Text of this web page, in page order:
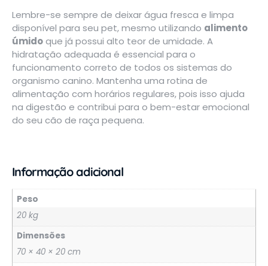
Lembre-se sempre de deixar água fresca e limpa
disponível para seu pet, mesmo utilizando alimento
úmidoque já possui alto teor de umidade. A
hidratação adequada é essencial para o
funcionamento correto de todos os sistemas do
organismo canino. Mantenha uma rotina de
alimentação com horários regulares, pois isso ajuda
na digestão e contribui para o bem-estar emocional
do seu cão de raça pequena.
Informação adicional
Peso
20 kg
Dimensões
70 × 40 × 20 cm